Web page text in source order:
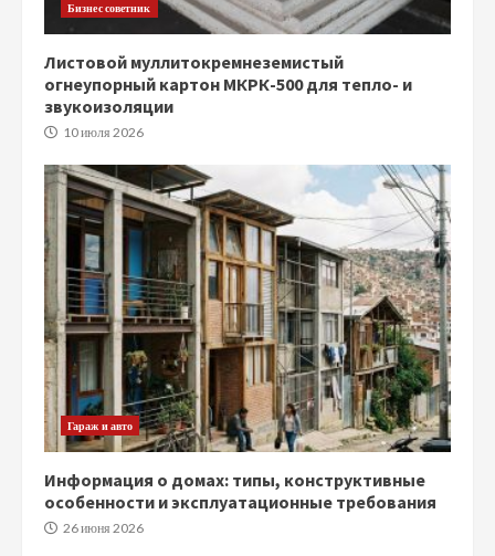
Бизнес советник
Листовой муллитокремнеземистый
огнеупорный картон МКРК-500 для тепло- и
звукоизоляции
10 июля 2026
Гараж и авто
Информация о домах: типы, конструктивные
особенности и эксплуатационные требования
26 июня 2026